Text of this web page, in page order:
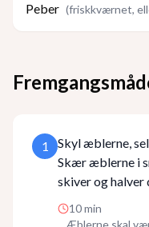
Peber (friskkværnet,
1
Skyl æblerne,
Skær æblerne i
skiver og halver
10min
Æblerne skal